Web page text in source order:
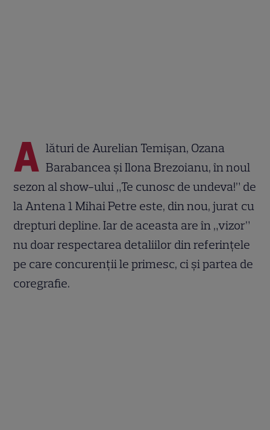
A lături de Aurelian Temișan, Ozana
Barabancea și Ilona Brezoianu, în noul
sezon al show-ului „Te cunosc de undeva!” de
la Antena 1 Mihai Petre este, din nou, jurat cu
drepturi depline. Iar de aceasta are în „vizor”
nu doar respectarea detaliilor din referințele
pe care concurenții le primesc, ci și partea de
coregrafie.